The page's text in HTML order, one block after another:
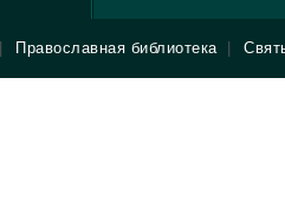
Православная библиотека